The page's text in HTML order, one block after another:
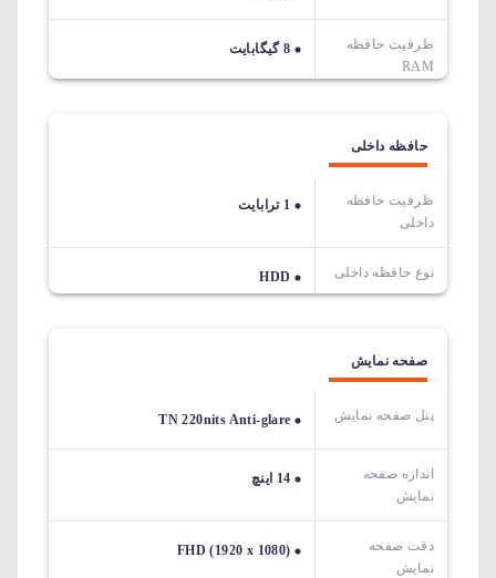
ظرفیت حافظه
RAM
8 گیگابایت
حافظه داخلی
ظرفیت حافظه
داخلی
1 ترابایت
نوع حافظه داخلی HDD
صفحه نمایش
پنل صفحه نمایش TN 220nits Anti-glare
اندازه صفحه
نمایش
14 اینچ
دقت صفحه
نمایش
FHD (1920 x 1080)